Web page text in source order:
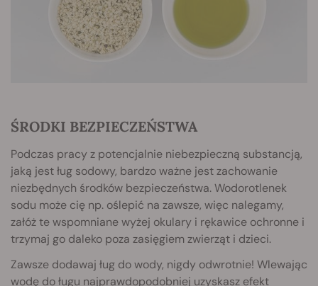
ŚRODKI BEZPIECZEŃSTWA
Podczas pracy z potencjalnie niebezpieczną substancją,
jaką jest ług sodowy, bardzo ważne jest zachowanie
niezbędnych środków bezpieczeństwa. Wodorotlenek
sodu może cię np. oślepić na zawsze, więc nalegamy,
załóż te wspomniane wyżej okulary i rękawice ochronne i
trzymaj go daleko poza zasięgiem zwierząt i dzieci.
Zawsze dodawaj ług do wody, nigdy odwrotnie! Wlewając
wodę do ługu najprawdopodobniej uzyskasz efekt